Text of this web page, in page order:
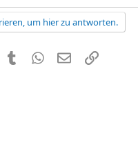
um hier zu antworten.
Tumblr WhatsApp
E-MailLink